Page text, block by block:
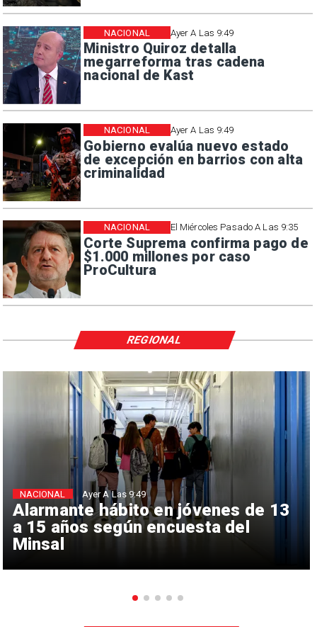
Ayer A Las 9:49
Ministro Quiroz detalla
megarreforma tras cadena
nacional de Kast
NACIONAL
Ayer A Las 9:49
Gobierno evalúa nuevo estado
de excepción en barrios con alta
criminalidad
NACIONAL
El Miércoles Pasado A Las 9:35
Corte Suprema confirma pago de
$1.000 millones por caso
ProCultura
NACIONAL
Alarmante hábito en jóvenes de 13
a 15 años según encuesta del
Minsal
NACIONAL Ayer A Las 9:49
REGIONAL